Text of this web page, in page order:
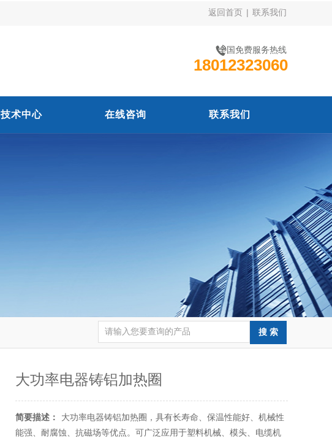
返回首页 | 联系我们
全国免费服务热线
18012323060
技术中心 在线咨询 联系我们
大功率电器铸铝加热圈
简要描述：
大功率电器铸铝加热圈，具有长寿命、保温性能好、机械性
能强、耐腐蚀、抗磁场等优点。可广泛应用于塑料机械、模头、电缆机